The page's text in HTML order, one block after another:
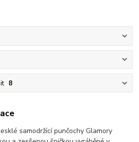
8
samodržící punčochy Glamory